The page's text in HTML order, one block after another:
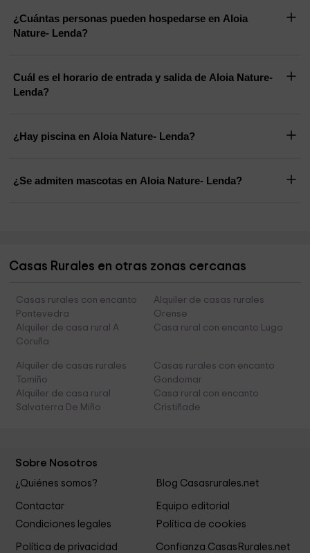
¿Cuántas personas pueden hospedarse en Aloia
Nature- Lenda?
Cuál es el horario de entrada y salida de Aloia Nature-
Lenda?
¿Hay piscina en Aloia Nature- Lenda?
¿Se admiten mascotas en Aloia Nature- Lenda?
Casas Rurales en otras zonas cercanas
Casas rurales con encanto
Pontevedra
Alquiler de casas rurales
Orense
Alquiler de casa rural A
Coruña
Casa rural con encanto Lugo
Alquiler de casas rurales
Tomiño
Casas rurales con encanto
Gondomar
Alquiler de casa rural
Salvaterra De Miño
Casa rural con encanto
Cristiñade
Sobre Nosotros
¿Quiénes somos? Blog Casasrurales.net
Contactar
Equipo editorial
Condiciones legales
Política de cookies
Política de privacidad Confianza CasasRurales.net